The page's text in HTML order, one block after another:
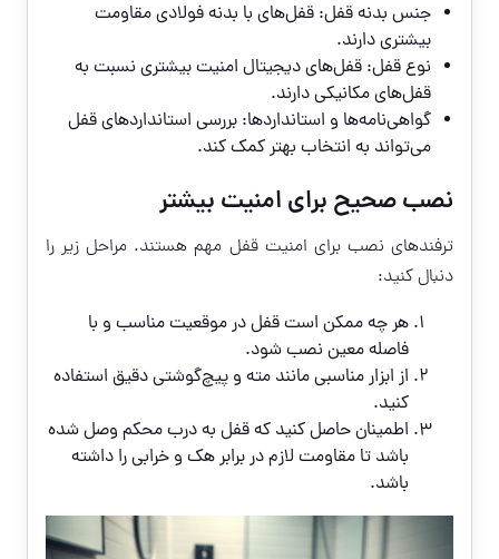
جنس بدنه قفل: قفل‌های با بدنه فولادی مقاومت
بیشتری دارند.
نوع قفل: قفل‌های دیجیتال امنیت بیشتری نسبت به
قفل‌های مکانیکی دارند.
گواهی‌نامه‌ها و استانداردها: بررسی استانداردهای قفل
می‌تواند به انتخاب بهتر کمک کند.
نصب صحیح برای امنیت بیشتر
ترفندهای نصب برای امنیت قفل مهم هستند. مراحل زیر را
دنبال کنید:
هر چه ممکن است قفل در موقعیت مناسب و با
فاصله معین نصب شود.
از ابزار مناسبی مانند مته و پیچ‌گوشتی دقیق استفاده
کنید.
اطمینان حاصل کنید که قفل به درب محکم وصل شده
باشد تا مقاومت لازم در برابر هک و خرابی را داشته
باشد.